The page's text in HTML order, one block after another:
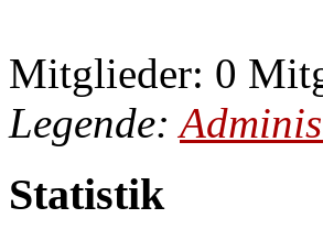
Mitglieder: 0
Legende:
Statistik